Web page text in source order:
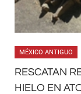
MÉXICO ANTIGUO
RESCATAN
HIELO EN